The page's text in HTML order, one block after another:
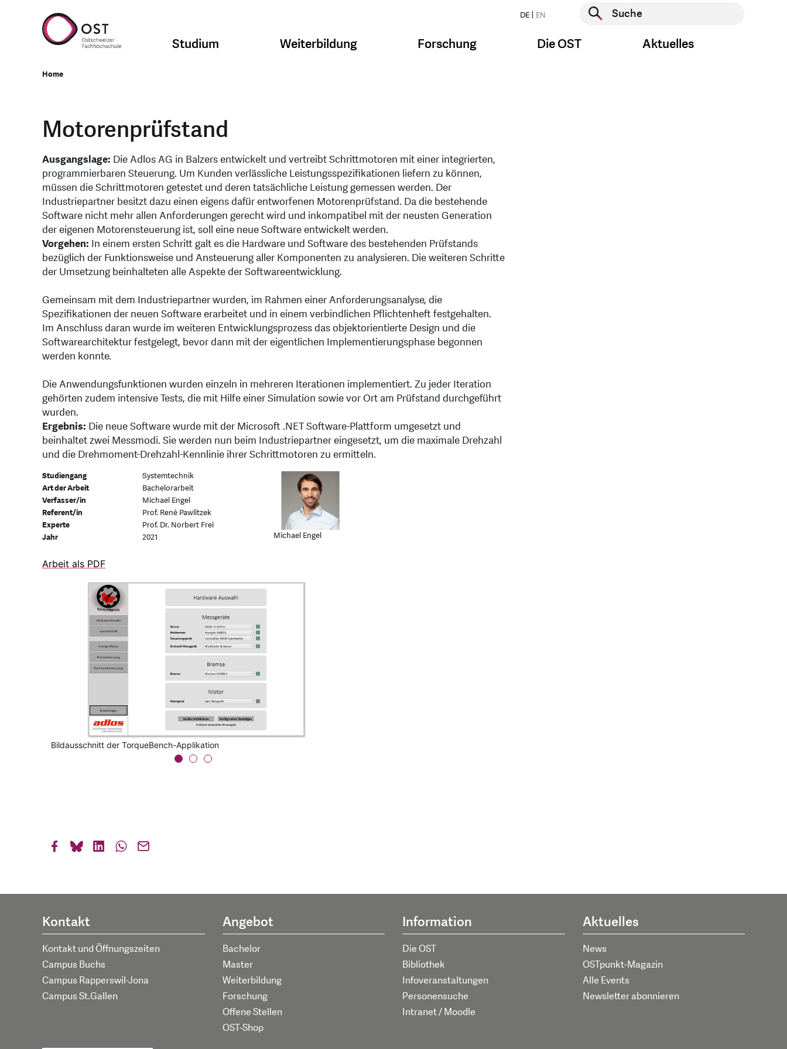
DE EN
Suche starten
Studium Weiterbildung Forschung Die OST Aktuelles
Home
Motorenprüfstand
Ausgangslage: Die Adlos AG in Balzers entwickelt und vertreibt Schrittmotoren mit einer integrierten,
programmierbaren Steuerung. Um Kunden verlässliche Leistungsspezifikationen liefern zu können,
müssen die Schrittmotoren getestet und deren tatsächliche Leistung gemessen werden. Der
Industriepartner besitzt dazu einen eigens dafür entworfenen Motorenprüfstand. Da die bestehende
Software nicht mehr allen Anforderungen gerecht wird und inkompatibel mit der neusten Generation
der eigenen Motorensteuerung ist, soll eine neue Software entwickelt werden.
Vorgehen: In einem ersten Schritt galt es die Hardware und Software des bestehenden Prüfstands
bezüglich der Funktionsweise und Ansteuerung aller Komponenten zu analysieren. Die weiteren Schritte
der Umsetzung beinhalteten alle Aspekte der Softwareentwicklung.
Gemeinsam mit dem Industriepartner wurden, im Rahmen einer Anforderungsanalyse, die
Spezifikationen der neuen Software erarbeitet und in einem verbindlichen Pflichtenheft festgehalten.
Im Anschluss daran wurde im weiteren Entwicklungsprozess das objektorientierte Design und die
Softwarearchitektur festgelegt, bevor dann mit der eigentlichen Implementierungsphase begonnen
werden konnte.
Die Anwendungsfunktionen wurden einzeln in mehreren Iterationen implementiert. Zu jeder Iteration
gehörten zudem intensive Tests, die mit Hilfe einer Simulation sowie vor Ort am Prüfstand durchgeführt
wurden.
Ergebnis: Die neue Software wurde mit der Microsoft .NET Software-Plattform umgesetzt und
beinhaltet zwei Messmodi. Sie werden nun beim Industriepartner eingesetzt, um die maximale Drehzahl
und die Drehmoment-Drehzahl-Kennlinie ihrer Schrittmotoren zu ermitteln.
Studiengang
Systemtechnik
Art der Arbeit
Bachelorarbeit
Verfasser/in
Michael Engel
Referent/in
Prof. René Pawlitzek
Experte
Prof. Dr. Norbert Frei
Jahr
2021 Michael Engel
Arbeit als PDF
Bildausschnitt der TorqueBench-Applikation
Prinzipschema der Prüfstand-Hardware
Testaufbau mit Schrittmotor, Drehmomentsensor und BLDC-Bremse
Kontakt
Kontakt und Öffnungszeiten
Campus Buchs
Campus Rapperswil-Jona
Campus St.Gallen
Angebot
Bachelor
Master
Weiterbildung
Forschung
Offene Stellen
OST-Shop
Information
Die OST
Bibliothek
Infoveranstaltungen
Personensuche
Intranet / Moodle
Aktuelles
News
OSTpunkt-Magazin
Alle Events
Newsletter abonnieren